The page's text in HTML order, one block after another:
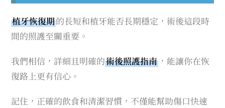
植牙恢復期的長短和植牙能否長期穩定，術後這段時
間的照護至關重要。
我們相信，詳細且明確的術後照護指南 ，能讓你在恢
復路上更有信心。
記住，正確的飲食和清潔習慣，不僅能幫助傷口快速